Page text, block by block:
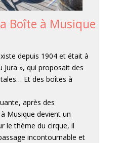
Boîte à Musique
depuis 1904 et était à
Jura », qui proposait des
Et des boîtes à
après des
Musique devient un
le thème du cirque, il
incontournable et